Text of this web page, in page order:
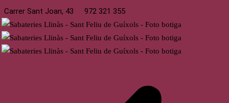
Carrer Sant Joan, 43 972 321 355